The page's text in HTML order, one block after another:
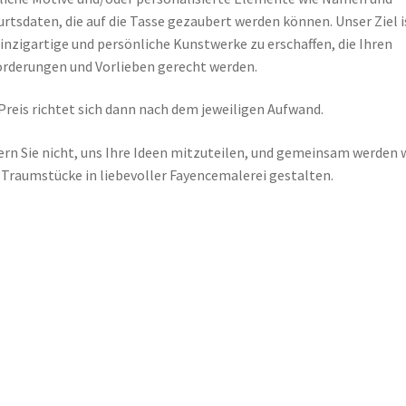
die auf die Tasse gezaubert werden können. Unser Ziel
und persönliche Kunstwerke zu erschaffen, die Ihren
und Vorlieben gerecht werden.
richtet sich dann nach dem jeweiligen Aufwand.
Sie nicht, uns Ihre Ideen mitzuteilen, und gemeinsam werden
in liebevoller Fayencemalerei gestalten.